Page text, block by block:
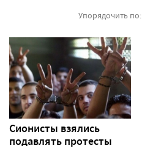
Упорядочить по:
Сионисты взялись
подавлять протесты